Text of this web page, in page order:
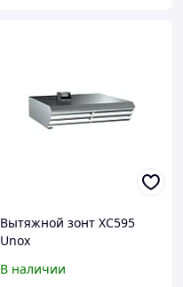
Вытяжной зонт XC595
Unox
В наличии